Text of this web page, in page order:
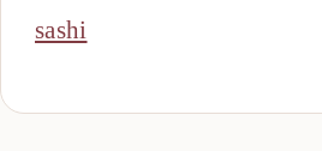
sashi